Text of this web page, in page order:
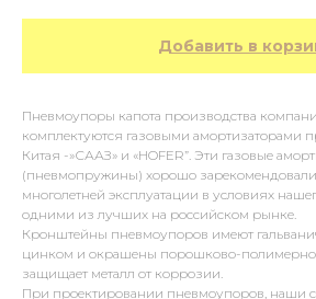
Добавить в
Пневмоупоры капота производства
комплектуются газовыми амортизаторами
Китая -»СААЗ» и «HOFER”. Эти газовые
(пневмопружины) хорошо зарекомендовали
многолетней эксплуатации в условиях
одними из лучших на российском рынке.
Кронштейны пневмоупоров имеют
цинком и окрашены порошково-
защищает металл от коррозии.
При проектировании пневмоупоров, наши